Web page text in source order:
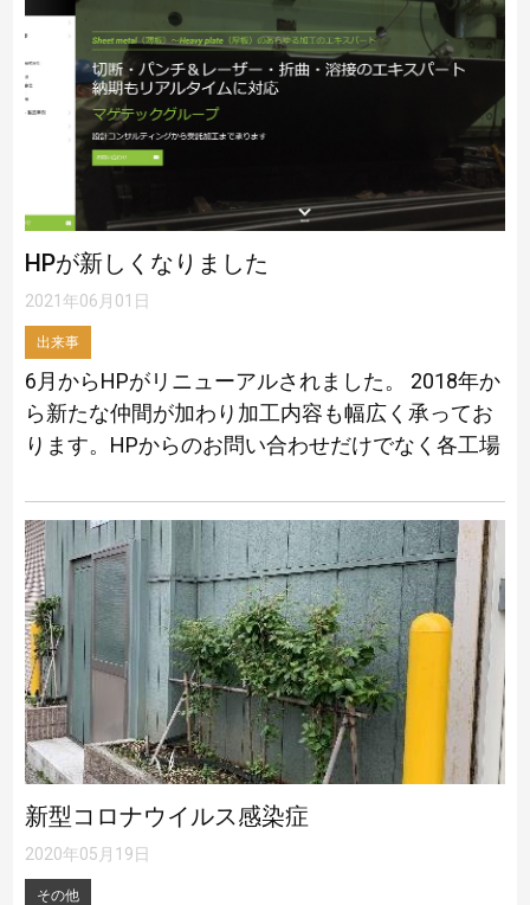
HPが新しくなりました
2021年06月01日
出来事
6月からHPがリニューアルされました。 2018年か
ら新たな仲間が加わり加工内容も幅広く承ってお
ります。HPからのお問い合わせだけでなく各工場
期待に応えられるよう全力を尽くして […]
新型コロナウイルス感染症
2020年05月19日
その他